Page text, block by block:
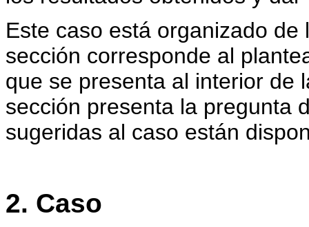
Este caso está organizado
sección corresponde al
que se presenta al interior de
sección presenta la pregunta
sugeridas al caso están
2. Caso